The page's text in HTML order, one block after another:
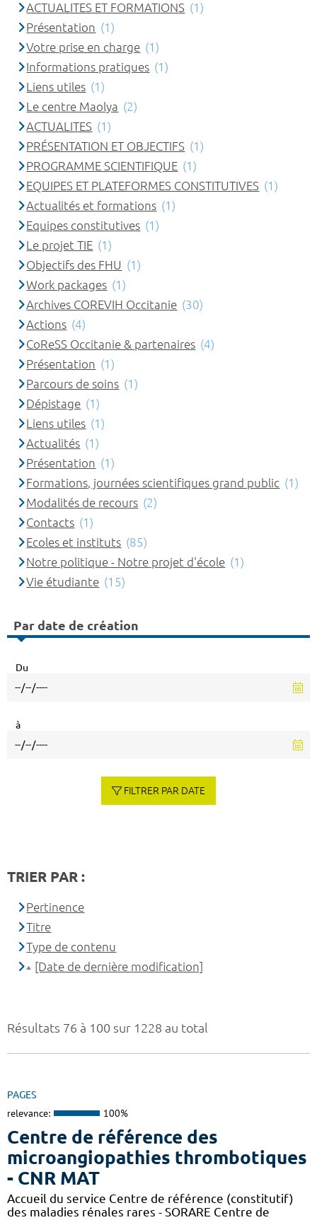
Résultats 76 à 100 sur 1228 au total
PAGES
relevance: 100%
Centre de référence des
microangiopathies thrombotiques
- CNR MAT
Accueil du service Centre de référence (constitutif)
des maladies rénales rares - SORARE Centre de
ACTUALITES ET FORMATIONS (1)
Présentation (1)
Votre prise en charge (1)
Informations pratiques (1)
Liens utiles (1)
Le centre Maolya (2)
ACTUALITES (1)
PRÉSENTATION ET OBJECTIFS (1)
PROGRAMME SCIENTIFIQUE (1)
EQUIPES ET PLATEFORMES CONSTITUTIVES (1)
Actualités et formations (1)
Equipes constitutives (1)
Le projet TIE (1)
Objectifs des FHU (1)
Work packages (1)
Archives COREVIH Occitanie (30)
Actions (4)
CoReSS Occitanie & partenaires (4)
Présentation (1)
Parcours de soins (1)
Dépistage (1)
Liens utiles (1)
Actualités (1)
Présentation (1)
Formations, journées scientifiques grand public (1)
Modalités de recours (2)
Contacts (1)
Ecoles et instituts (85)
Notre politique - Notre projet d'école (1)
Vie étudiante (15)
Par date de création
Du
à
FILTRER PAR DATE
TRIER PAR :
Pertinence
Titre
Type de contenu
[Date de dernière modification]